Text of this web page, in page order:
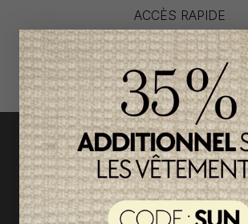
ACCÈS RAPIDE
magasinez par